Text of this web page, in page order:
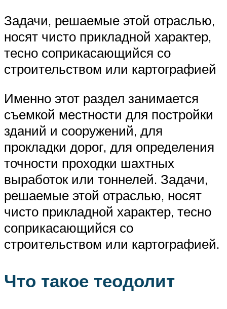
Задачи, решаемые этой отраслью,
носят чисто прикладной характер,
тесно соприкасающийся со
строительством или картографией
Именно этот раздел занимается
съемкой местности для постройки
зданий и сооружений, для
прокладки дорог, для определения
точности проходки шахтных
выработок или тоннелей. Задачи,
решаемые этой отраслью, носят
чисто прикладной характер, тесно
соприкасающийся со
строительством или картографией.
Что такое теодолит